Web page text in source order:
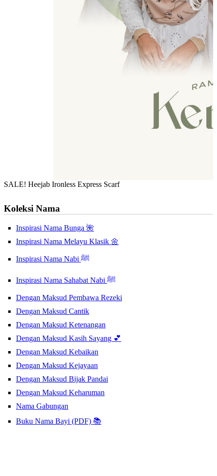
SALE! Heejab Ironless Express Scarf
Koleksi Nama
Inspirasi Nama Bunga 🌺
Inspirasi Nama Melayu Klasik 🌼
Inspirasi Nama Nabi ﷺ
Inspirasi Nama Sahabat Nabi ﷺ
Dengan Maksud Pembawa Rezeki
Dengan Maksud Cantik
Dengan Maksud Ketenangan
Dengan Maksud Kasih Sayang 💕
Dengan Maksud Kebaikan
Dengan Maksud Kejayaan
Dengan Maksud Bijak Pandai
Dengan Maksud Keharuman
Nama Gabungan
Buku Nama Bayi (PDF) 📚